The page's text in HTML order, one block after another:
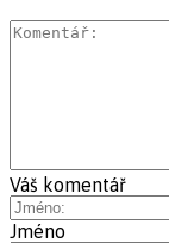
Váš komentář
Jméno